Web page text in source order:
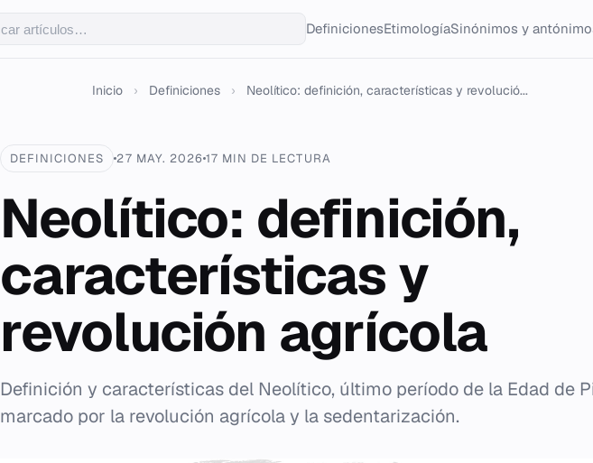
DefinicionesEtimologíaSinónimos y
Inicio › Definiciones › Neolítico: definición, características y revolució...
DEFINICIONES 27 MAY. 2026 17 MIN DE LECTURA
Neolítico: definición,
características y
revolución agrícola
Definición y características del Neolítico, último período de la Edad de
marcado por la revolución agrícola y la sedentarización.